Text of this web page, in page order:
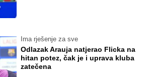
Ima rješenje za sve
Odlazak Arauja natjerao Flicka na
hitan potez, čak je i uprava kluba
zatečena